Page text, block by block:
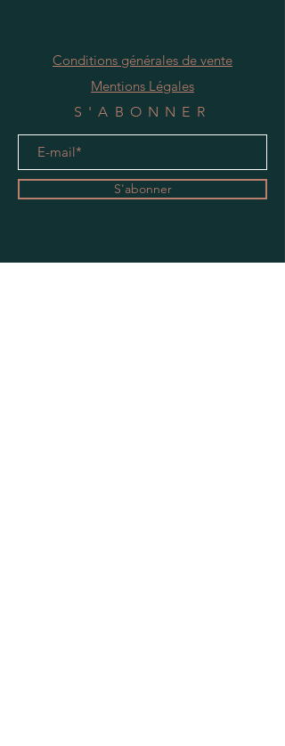
Conditions générales de vente
Mentions Légales
S'ABONNER
S'abonner